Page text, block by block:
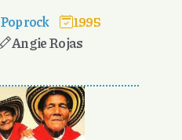
Pop rock
1995
Angie Rojas